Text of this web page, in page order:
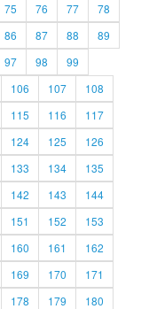
75 76 77
78
86 87 88
89
97 98
99
106 107
108
115 116
117
124 125
126
133 134
135
142 143
144
151 152
153
160 161
162
169 170
171
178 179
180